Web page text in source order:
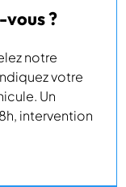
?
notre
votre
Un
intervention